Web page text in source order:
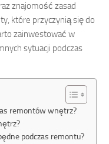
znajomość zasad
które przyczynią się do
zainwestować w
sytuacji podczas
remontów wnętrz?
podczas remontu?